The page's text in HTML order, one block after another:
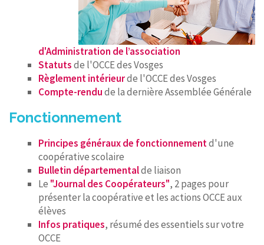
d'Administration de l’association
Statutsde l'OCCE des Vosges
Règlement intérieurde l'OCCE des Vosges
Compte-rendude la dernière Assemblée Générale
Fonctionnement
Principes généraux de fonctionnementd'une
coopérative scolaire
Bulletin départementalde liaison
Le "Journal des Coopérateurs", 2 pages pour
présenter la coopérative et les actions OCCE aux
élèves
Infos pratiques, résumé des essentiels sur votre
OCCE